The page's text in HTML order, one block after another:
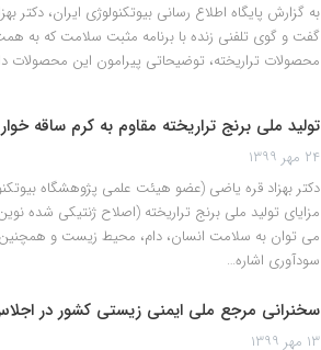
به گزارش پایگاه اطلاع رسانی بیوتکنولوژی ایران،
گفت و گوی تلفنی زنده با برنامه مثبت سلامت که
محصولات تراریخته، توضیحاتی پیرامون این محصولات
تولید ملی برنج تراریخته مقاوم به کرم ساقه
۲۴ مهر ۱۳۹۹
دکتر بهزاد قره یاضی (عضو هیئت علمی پژوهشگاه
مزایای تولید ملی برنج تراریخته (اصلاح ژنتیکی شده
می توان به سلامت انسان، دام، محیط زیست و
سودآوری اشاره…
سخنرانی مرجع ملی ایمنی زیستی کشور در
۱۳ مهر ۱۳۹۹